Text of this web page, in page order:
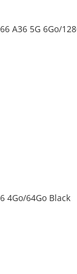
A36 5G 6Go/
4Go/64Go Black